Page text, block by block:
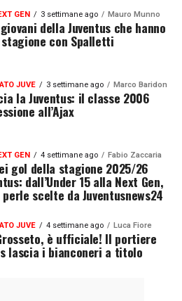
GEN 3 settimane ago Mauro Munno
della Juventus che hanno
con Spalletti
JUVE 3 settimane ago Marco Baridon
la Juventus: il classe 2006
all’Ajax
GEN 4 settimane ago Fabio Zaccaria
gol della stagione 2025/26
dall’Under 15 alla Next Gen,
scelte da Juventusnews24
JUVE 4 settimane ago Luca Fiore
è ufficiale! Il portiere
lascia i bianconeri a titolo